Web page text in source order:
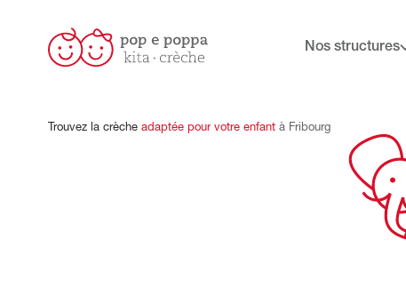
Nos structures
Trouvez la crèche adaptée pour votre enfant à Fribourg